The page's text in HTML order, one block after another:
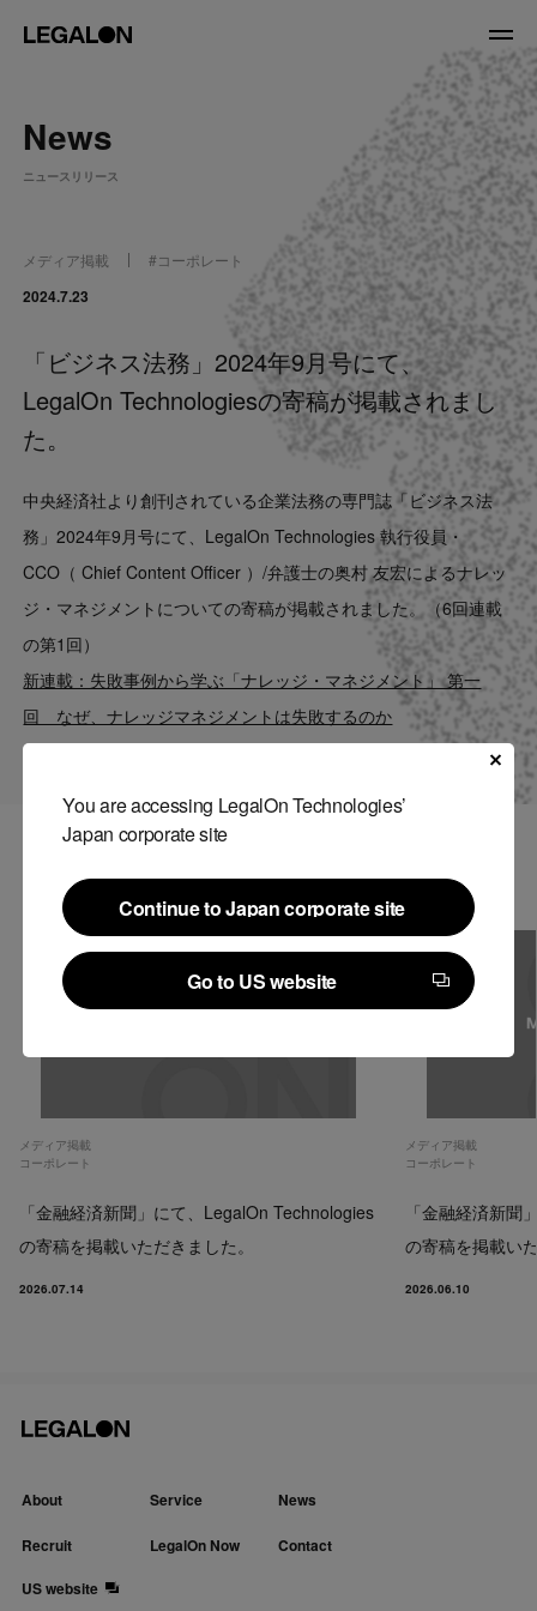
About
役員紹介
Service
News
Recruit
LegalOn Now
Contact
US website
You are accessing LegalOn Technologies’
Japan corporate site
Continue to Japan corporate site
Continue to Japan corporate site
Go to US website
Go to US website
News
ニュースリリース
メディア掲載 #コーポレート
2024.7.23
「ビジネス法務」2024年9月号にて、
LegalOn Technologiesの寄稿が掲載されまし
た。
中央経済社より創刊されている企業法務の専門誌「ビジネス法
務」2024年9月号にて、LegalOn Technologies 執行役員・
CCO（ Chief Content Officer ）/弁護士の奥村 友宏によるナレッ
ジ・マネジメントについての寄稿が掲載されました。（6回連載
の第1回）
新連載：失敗事例から学ぶ「ナレッジ・マネジメント」 第一
回 なぜ、ナレッジマネジメントは失敗するのか
関連記事
メディア掲載
コーポレート
「金融経済新聞」にて、LegalOn Technologies
の寄稿を掲載いただきました。
2026.07.14
メディア掲載
コーポレート
「金融経済新聞
の寄稿を掲載い
2026.06.10
About Service News
Recruit LegalOn Now
Contact
US website